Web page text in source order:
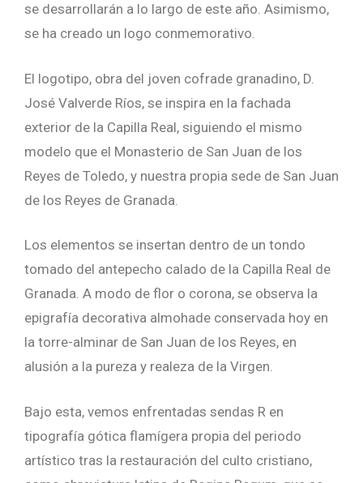
se desarrollarán a lo largo de este año. Asimismo,
se ha creado un logo conmemorativo.
El logotipo, obra del joven cofrade granadino, D.
José Valverde Ríos, se inspira en la fachada
exterior de la Capilla Real, siguiendo el mismo
modelo que el Monasterio de San Juan de los
Reyes de Toledo, y nuestra propia sede de San Juan
de los Reyes de Granada.
Los elementos se insertan dentro de un tondo
tomado del antepecho calado de la Capilla Real de
Granada. A modo de flor o corona, se observa la
epigrafía decorativa almohade conservada hoy en
la torre-alminar de San Juan de los Reyes, en
alusión a la pureza y realeza de la Virgen.
Bajo esta, vemos enfrentadas sendas R en
tipografía gótica flamígera propia del periodo
artístico tras la restauración del culto cristiano,